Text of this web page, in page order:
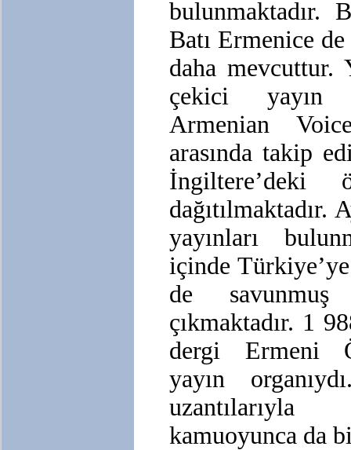
bulunmaktadır.
Batı Ermenice
daha mevcuttur.
çekici yayın
Armenian
arasında takip
İngiltere’deki
dağıtılmaktadır.
yayınları
içinde
de
çıkmaktadır. 1
dergi Ermeni
yayın
kamuoyunca da